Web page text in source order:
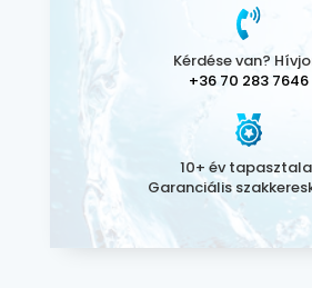
Kérdése van?
+36 70 283 7646
10+ év
Garanciális